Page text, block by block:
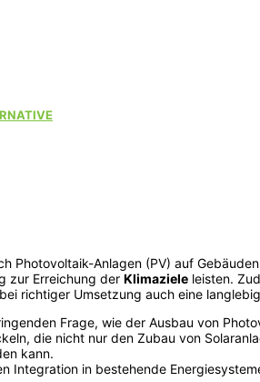
Photovoltaik-Anlagen (PV) auf
zur Erreichung der Klimaziele leisten.
richtiger Umsetzung auch eine
Frage, wie der Ausbau von
die nicht nur den Zubau von
kann.
Integration in bestehende